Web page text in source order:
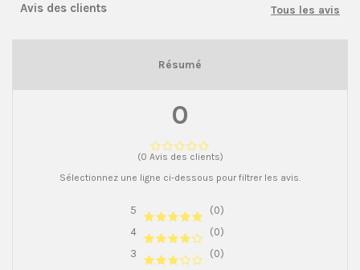
Avis des clients Tous les avis
Résumé
0
(0 Avis des clients)
Sélectionnez une ligne ci-dessous pour filtrer les avis.
5
(0)
4
(0)
3
(0)